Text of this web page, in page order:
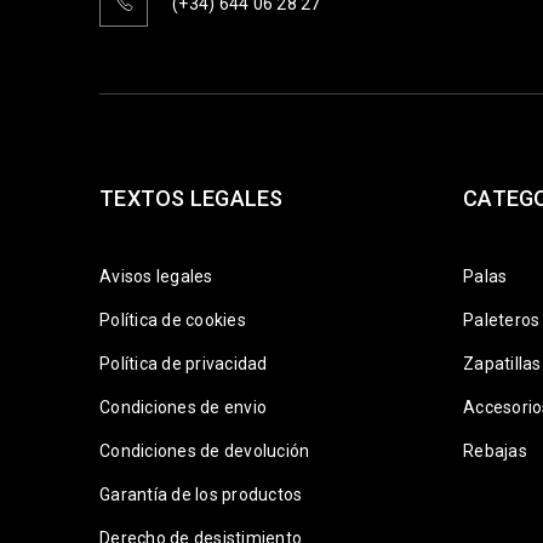
TEXTOS LEGALES
Avisos legales
Política de cookies
Política de privacidad
Condiciones de envio
Condiciones de devolución
Garantía de los productos
Derecho de desistimiento
Palas
Paleteros
Zapatillas
Rebajas